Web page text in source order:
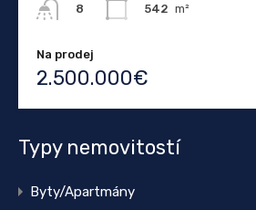
8
542 m²
Na prodej
2.500.000€
Typy nemovitostí
Byty/Apartmány